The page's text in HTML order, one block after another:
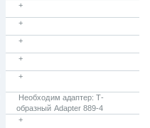
+
+
+
+
+
Необходим адаптер: Т-
образный Adapter 889-4
+